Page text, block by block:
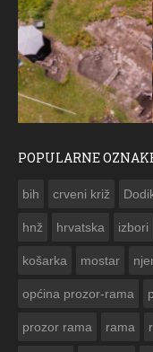
POPULARNE
bih crveni križ
hnž hrvatska izbori
košarka mostar
općina prozor-rama
prozor rama rama